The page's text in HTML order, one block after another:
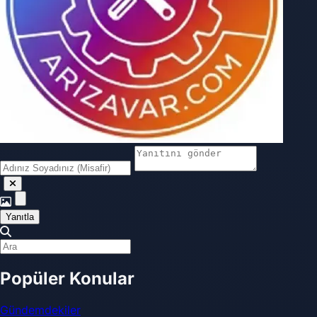
Yanıtla
Popüler Konular
Gündemdekiler